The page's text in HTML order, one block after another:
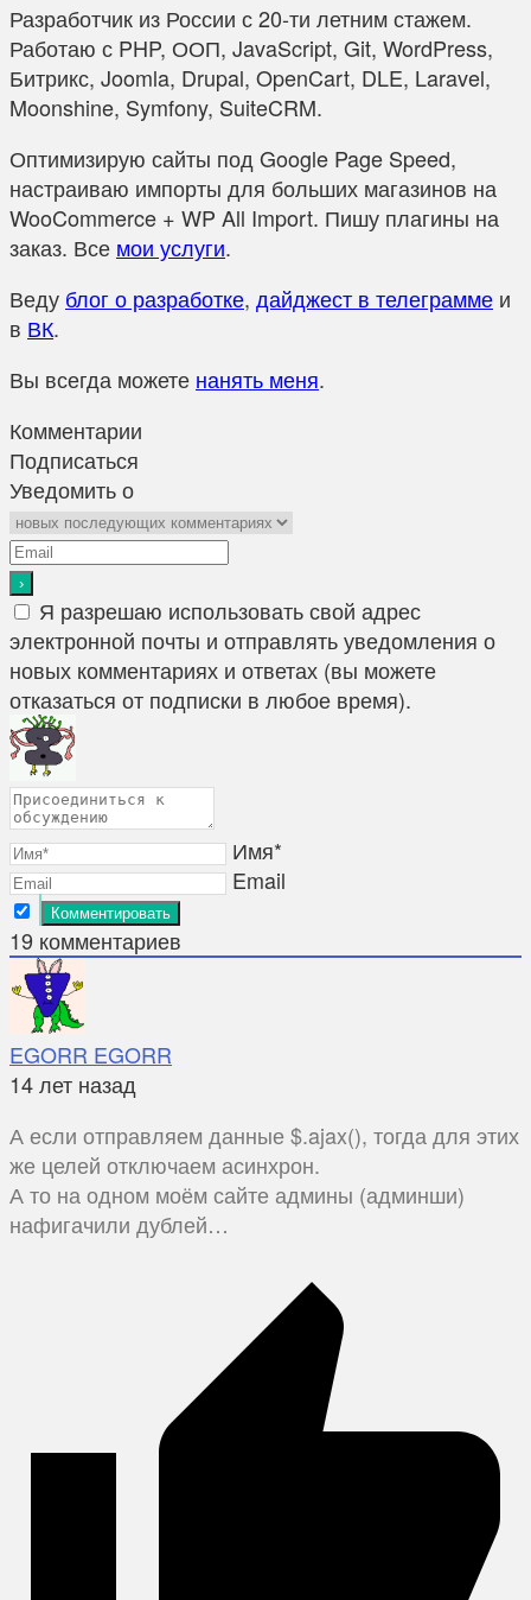
Разработчик из России с 20-ти летним стажем.
Работаю с PHP, ООП, JavaScript, Git, WordPress,
Битрикс, Joomla, Drupal, OpenCart, DLE, Laravel,
Moonshine, Symfony, SuiteCRM.
Оптимизирую сайты под Google Page Speed,
настраиваю импорты для больших магазинов на
WooCommerce + WP All Import. Пишу плагины на
заказ. Все мои услуги.
Веду блог о разработке, дайджест в телеграмме и
в ВК.
Вы всегда можете нанять меня.
Комментарии
Подписаться
Уведомить о
Я разрешаю использовать свой адрес
электронной почты и отправлять уведомления о
новых комментариях и ответах (вы можете
отказаться от подписки в любое время).
Имя*
Email
19 комментариев
EGORR EGORR
14 лет назад
А если отправляем данные $.ajax(), тогда для этих
же целей отключаем асинхрон.
А то на одном моём сайте админы (админши)
нафигачили дублей…